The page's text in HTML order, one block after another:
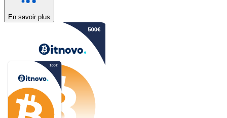
En savoir plus